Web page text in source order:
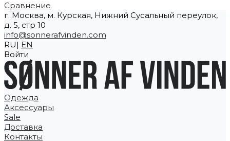
Сравнение
г. Москва, м. Курская, Нижний Сусальный переулок,
д. 5, стр 10
info@sonnerafvinden.com
RU| EN
Войти
Одежда
Аксессуары
Sale
Доставка
Контакты